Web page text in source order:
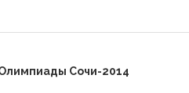
Сочи-2014